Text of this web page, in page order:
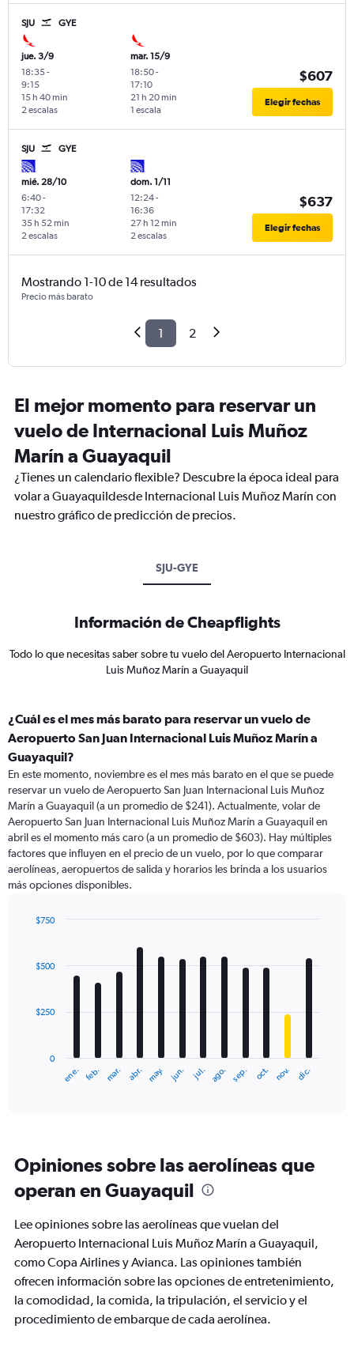
SJU GYE
jue. 3/9
18:35-
9:15
2 escalas
15 h 40 min
mar. 15/9
18:50-
17:10
1 escala
21 h 20 min
$607
Elegir fechas
SJU GYE
mié. 28/10
6:40-
17:32
2 escalas
35 h 52 min
dom. 1/11
12:24-
16:36
2 escalas
27 h 12 min
$637
Elegir fechas
Mostrando 1-10 de 14 resultados
Precio más barato
1 2
El mejor momento para reservar un
vuelo de Internacional Luis Muñoz
Marín a Guayaquil
¿Tienes un calendario flexible? Descubre la época ideal para
volar a Guayaquildesde Internacional Luis Muñoz Marín con
nuestro gráfico de predicción de precios.
SJU-GYE
Información de Cheapflights
Todo lo que necesitas saber sobre tu vuelo del Aeropuerto Internacional
Luis Muñoz Marín a Guayaquil
¿Cuál es el mes más barato para reservar un vuelo de
Aeropuerto San Juan Internacional Luis Muñoz Marín a
Guayaquil?
En este momento, noviembre es el mes más barato en el que se puede
reservar un vuelo de Aeropuerto San Juan Internacional Luis Muñoz
Marín a Guayaquil (a un promedio de $241). Actualmente, volar de
Aeropuerto San Juan Internacional Luis Muñoz Marín a Guayaquil en
abril es el momento más caro (a un promedio de $603). Hay múltiples
factores que influyen en el precio de un vuelo, por lo que comparar
aerolíneas, aeropuertos de salida y horarios les brinda a los usuarios
más opciones disponibles.
with
12
The
categories.
chart
1
Y
axis
displaying
values.
Range:
0
ene. feb. mar. abr. may. jun. jul. ago. sep. oct. nov. dic.
0
$250
$500
$750
Opiniones sobre las aerolíneas que
operan en Guayaquil
Lee opiniones sobre las aerolíneas que vuelan del
Aeropuerto Internacional Luis Muñoz Marín a Guayaquil,
como Copa Airlines y Avianca. Las opiniones también
ofrecen información sobre las opciones de entretenimiento,
la comodidad, la comida, la tripulación, el servicio y el
procedimiento de embarque de cada aerolínea.